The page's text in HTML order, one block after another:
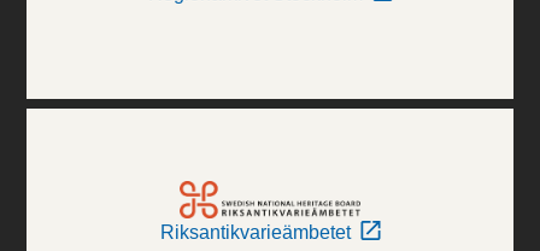
Riksantikvarieämbetet